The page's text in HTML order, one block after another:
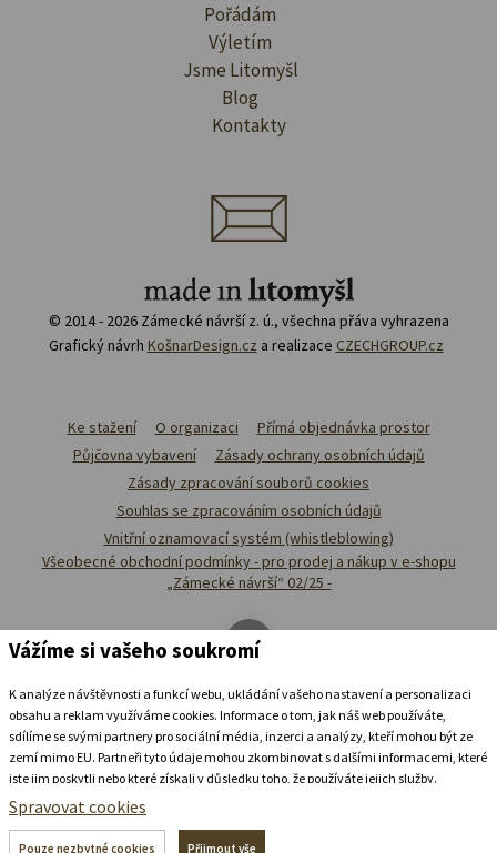
Ubytovat se v
Pořádám
Výletím
Jsme Litomyšl
Blog
Kontakty
© 2014 - 2026 Zámecké návrší z. ú., všechna přáva vyhrazena
Grafický návrh KošnarDesign.cz a realizace CZECHGROUP.cz
Ke stažení O organizaci
Přímá objednávka prostor
Půjčovna vybavení
Zásady ochrany osobních údajů
Zásady zpracování souborů cookies
Souhlas se zpracováním osobních údajů
Vnitřní oznamovací systém (whistleblowing)
Všeobecné obchodní podmínky - pro prodej a nákup v e-shopu
„Zámecké návrší“ 02/25 -
Vážíme si vašeho soukromí
K analýze návštěvnosti a funkcí webu, ukládání vašeho nastavení a personalizaci
obsahu a reklam využíváme cookies. Informace o tom, jak náš web používáte,
sdílíme se svými partnery pro sociální média, inzerci a analýzy, kteří mohou být ze
zemí mimo EU. Partneři tyto údaje mohou zkombinovat s dalšími informacemi, které
jste jim poskytli nebo které získali v důsledku toho, že používáte jejich služby.
Podrobné informace
Spravovat cookies
Pouze nezbytné cookies Přijmout vše